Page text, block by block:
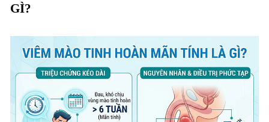
GÌ?